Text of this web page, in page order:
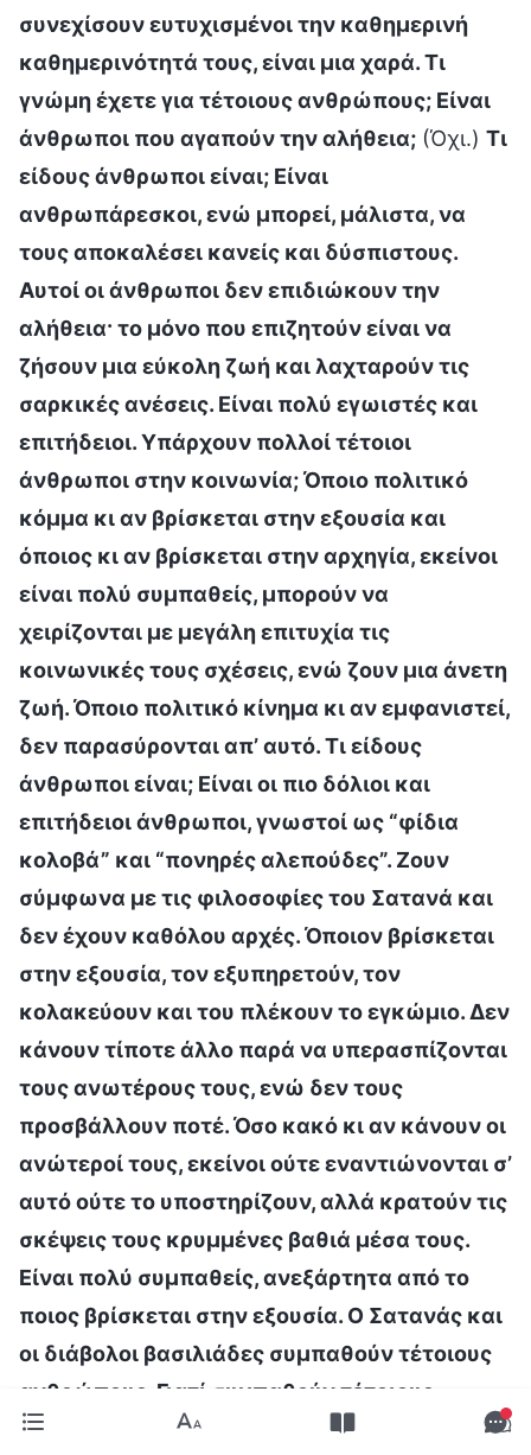
συνεχίσουν ευτυχισμένοι την καθημερινή
καθημερινότητά τους, είναι μια χαρά. Τι
γνώμη έχετε για τέτοιους ανθρώπους; Είναι
άνθρωποι που αγαπούν την αλήθεια; (Όχι.) Τι
είδους άνθρωποι είναι; Είναι
ανθρωπάρεσκοι, ενώ μπορεί, μάλιστα, να
τους αποκαλέσει κανείς και δύσπιστους.
Αυτοί οι άνθρωποι δεν επιδιώκουν την
αλήθεια· το μόνο που επιζητούν είναι να
ζήσουν μια εύκολη ζωή και λαχταρούν τις
σαρκικές ανέσεις. Είναι πολύ εγωιστές και
επιτήδειοι. Υπάρχουν πολλοί τέτοιοι
άνθρωποι στην κοινωνία; Όποιο πολιτικό
κόμμα κι αν βρίσκεται στην εξουσία και
όποιος κι αν βρίσκεται στην αρχηγία, εκείνοι
είναι πολύ συμπαθείς, μπορούν να
χειρίζονται με μεγάλη επιτυχία τις
κοινωνικές τους σχέσεις, ενώ ζουν μια άνετη
ζωή. Όποιο πολιτικό κίνημα κι αν εμφανιστεί,
δεν παρασύρονται απ’ αυτό. Τι είδους
άνθρωποι είναι; Είναι οι πιο δόλιοι και
επιτήδειοι άνθρωποι, γνωστοί ως “φίδια
κολοβά” και “πονηρές αλεπούδες”. Ζουν
σύμφωνα με τις φιλοσοφίες του Σατανά και
δεν έχουν καθόλου αρχές. Όποιον βρίσκεται
στην εξουσία, τον εξυπηρετούν, τον
κολακεύουν και του πλέκουν το εγκώμιο. Δεν
κάνουν τίποτε άλλο παρά να υπερασπίζονται
τους ανωτέρους τους, ενώ δεν τους
προσβάλλουν ποτέ. Όσο κακό κι αν κάνουν οι
ανώτεροί τους, εκείνοι ούτε εναντιώνονται σ’
αυτό ούτε το υποστηρίζουν, αλλά κρατούν τις
σκέψεις τους κρυμμένες βαθιά μέσα τους.
Είναι πολύ συμπαθείς, ανεξάρτητα από το
ποιος βρίσκεται στην εξουσία. Ο Σατανάς και
οι διάβολοι βασιλιάδες συμπαθούν τέτοιους
ανθρώπους. Γιατί συμπαθούν τέτοιους
ανθρώπους οι διάβολοι βασιλιάδες; Επειδή